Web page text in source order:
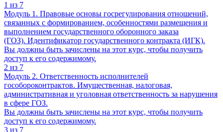
1 из 7
Модуль 1. Правовые основы госрегулирования отношений,
связанных с формированием, особенностями размещения и
выполнением государственного оборонного заказа
(ГОЗ). Идентификатор государственного контракта (ИГК).
Вы должны быть зачислены на этот курс, чтобы получить
доступ к его содержимому.
2 из 7
Модуль 2. Ответственность исполнителей
гособороконтрактов. Имущественная, налоговая,
административная и уголовная ответственность за нарушения
в сфере ГОЗ.
Вы должны быть зачислены на этот курс, чтобы получить
доступ к его содержимому.
3 из 7